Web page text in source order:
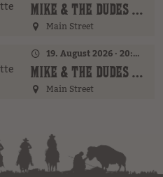
MIKE & THE DUDES (GER)
Main Street
19. August 2026 · 20:00 Uhr
MIKE & THE DUDES (GER)
Main Street